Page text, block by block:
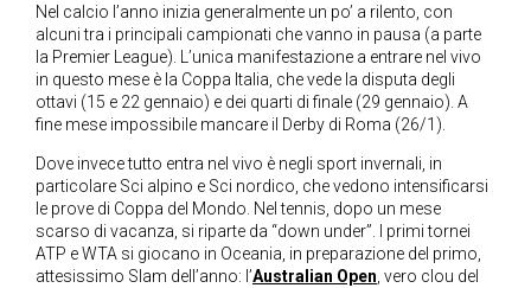
Nel calcio l’anno inizia generalmente un po’ a rilento, con
alcuni tra i principali campionati che vanno in pausa (a parte
la Premier League). L’unica manifestazione a entrare nel vivo
in questo mese è la Coppa Italia, che vede la disputa degli
ottavi (15 e 22 gennaio) e dei quarti di finale (29 gennaio). A
fine mese impossibile mancare il Derby di Roma (26/1).
Dove invece tutto entra nel vivo è negli sport invernali, in
particolare Sci alpino e Sci nordico, che vedono intensificarsi
le prove di Coppa del Mondo. Nel tennis, dopo un mese
scarso di vacanza, si riparte da “down under”. I primi tornei
ATP e WTA si giocano in Oceania, in preparazione del primo,
attesissimo Slam dell’anno: l’Australian Open, vero clou del